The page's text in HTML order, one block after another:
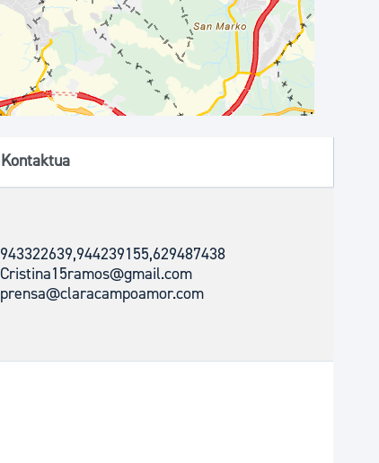
Kontaktua
943322639,944239155,629487438
Cristina15ramos@gmail.com
prensa@claracampoamor.com